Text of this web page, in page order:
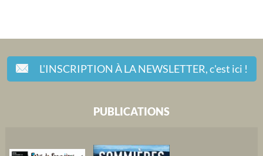
L'INSCRIPTION À LA NEWSLETTER,c'est ici !
PUBLICATIONS